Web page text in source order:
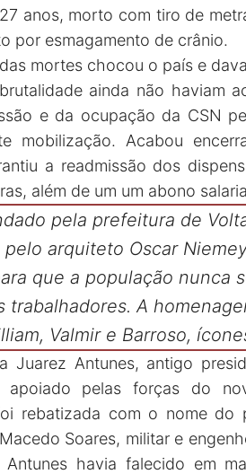
anos, morto com tiro de
por esmagamento de crânio.
mortes chocou o país e
ainda não haviam
e da ocupação da CSN
mobilização. Acabou
a readmissão dos
além de um um abono
pela prefeitura de
arquiteto Oscar
que a população nunca
trabalhadores. A
Valmir e Barroso,
Juarez Antunes, antigo
apoiado pelas forças do
rebatizada com o nome do
Soares, militar e
Antunes havia falecido em